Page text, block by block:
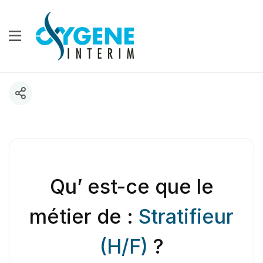
Qu’ est-ce que le
métier de : Stratifieur
(H/F) ?